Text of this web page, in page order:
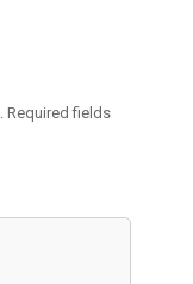
Required fields